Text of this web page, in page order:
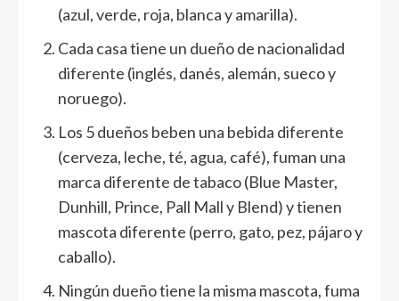
(azul, verde, roja, blanca y amarilla).
Cada casa tiene un dueño de nacionalidad
diferente (inglés, danés, alemán, sueco y
noruego).
Los 5 dueños beben una bebida diferente
(cerveza, leche, té, agua, café), fuman una
marca diferente de tabaco (Blue Master,
Dunhill, Prince, Pall Mall y Blend) y tienen
mascota diferente (perro, gato, pez, pájaro y
caballo).
Ningún dueño tiene la misma mascota, fuma